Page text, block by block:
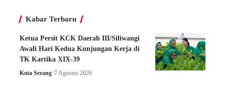
Kabar Terbaru
Ketua Persit KCK Daerah III/Siliwangi
Awali Hari Kedua Kunjungan Kerja di
TK Kartika XIX-39
Kota Serang 7 Agustus 2026